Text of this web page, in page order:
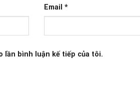
Email *
lần bình luận kế tiếp của tôi.